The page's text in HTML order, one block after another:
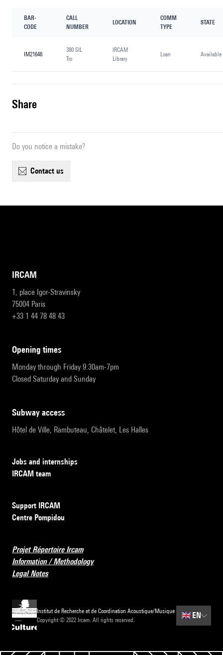
BAR-
CODE
CALL
NUMBER
LOCATION
COMM
TYPE
STATE
IM21646
380 SIL
Tro
IRCAM
Library
Loan Available
share
Do you notice a mistake?
contact us
IRCAM
1, place Igor-Stravinsky
75004 Paris
+33 1 44 78 48 43
opening times
Monday through Friday 9:30am-7pm
Closed Saturday and Sunday
subway access
Hôtel de Ville, Rambuteau, Châtelet, Les Halles
Jobs and internships
IRCAM team
Support IRCAM
Centre Pompidou
Projet Répertoire Ircam
Information / Methodology
Legal Notes
Institut de Recherche et de Coordination Acoustique/Musique
Copyright © 2022 Ircam. All rights reserved.
🇬🇧 EN